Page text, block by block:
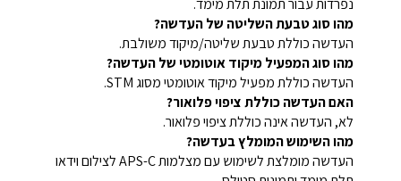
נפרדות עבור תמונת תלת מימד.
מהו סוג טבעת השליטה של העדשה?
העדשה כוללת טבעת שליטה/מיקוד משולבת.
מהו סוג המפעיל מיקוד אוטומטי של העדשה?
העדשה כוללת מפעיל מיקוד אוטומטי מסוג STM.
האם העדשה כוללת ציפוי פלואור?
לא, העדשה אינה כוללת ציפוי פלואור.
מהו השימוש המומלץ בעדשה?
העדשה מומלצת לשימוש עם מצלמות APS-C לצילום וידאו